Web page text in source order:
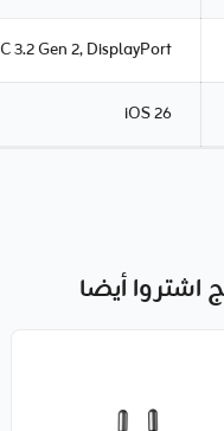
3.2 Gen 2, DisplayPort
iOS 26
اشتروا أيضا